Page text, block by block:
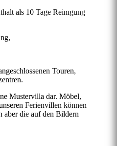
als 10 Tage Reinıgung
Touren,
Mustervilla dar. Möbel,
Ferienvillen können
aber die auf den Bildern